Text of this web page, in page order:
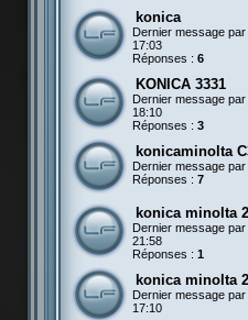
konica
Dernier message par
17:03
Réponses : 6
KONICA 3331
Dernier message par
18:10
Réponses : 3
konicaminolta
Dernier message par
Réponses : 7
konica minolta
Dernier message par
21:58
Réponses : 1
konica minolta
Dernier message par
17:10